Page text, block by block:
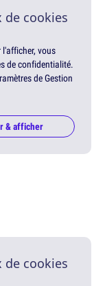
de cookies
vous
de confidentialité.
de Gestion
& afficher
de cookies